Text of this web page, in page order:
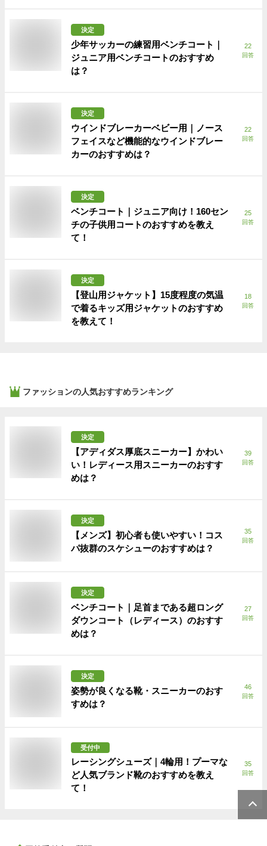
決定
少年サッカーの練習用ベンチコート｜
ジュニア用ベンチコートのおすすめ
は？
22
回答
決定
ウインドブレーカーベビー用｜ノース
フェイスなど機能的なウインドブレー
カーのおすすめは？
22
回答
決定
ベンチコート｜ジュニア向け！160セン
チの子供用コートのおすすめを教え
て！
25
回答
決定
【登山用ジャケット】15度程度の気温
で着るキッズ用ジャケットのおすすめ
を教えて！
18
回答
ファッションの人気おすすめランキング
決定
【アディダス厚底スニーカー】かわい
い！レディース用スニーカーのおすす
めは？
39
回答
決定
【メンズ】初心者も使いやすい！コス
パ抜群のスケシューのおすすめは？
35
回答
決定
ベンチコート｜足首まである超ロング
ダウンコート（レディース）のおすす
めは？
27
回答
決定
姿勢が良くなる靴・スニーカーのおす
すめは？
46
回答
受付中
レーシングシューズ｜4輪用！プーマな
ど人気ブランド靴のおすすめを教え
て！
35
回答